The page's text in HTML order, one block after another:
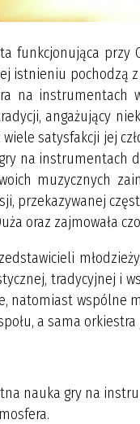
funkcjonująca przy
istnieniu pochodzą
na instrumentach
angażujący
satysfakcji jej
na instrumentach
muzycznych
przekazywanej
oraz zajmowała
tradycyjnej i
natomiast wspólne
a sama
nauka gry na